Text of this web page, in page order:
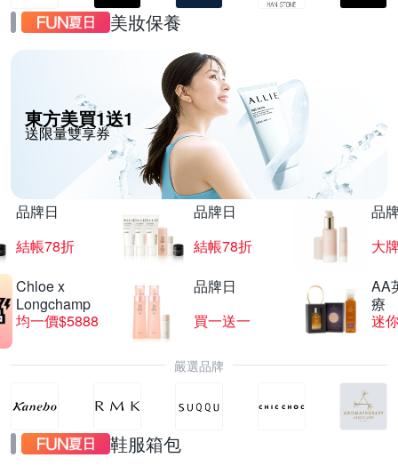
美妝保養
東方美買1送1
送限量雙享券
品牌日
結帳78折
品牌日
結帳78折
品
大
Chloe x
Longchamp
均一價$5888
品牌日
買一送一
AA
療
嚴選品牌
鞋服箱包